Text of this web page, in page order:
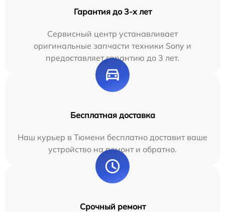
Гарантия до 3-х лет
Сервисный центр устанавливает
оригинальные запчасти техники Sony и
предоставляет гарантию до 3 лет.
Бесплатная доставка
Наш курьер в Тюмени бесплатно доставит ваше
устройство на ремонт и обратно.
Срочный ремонт